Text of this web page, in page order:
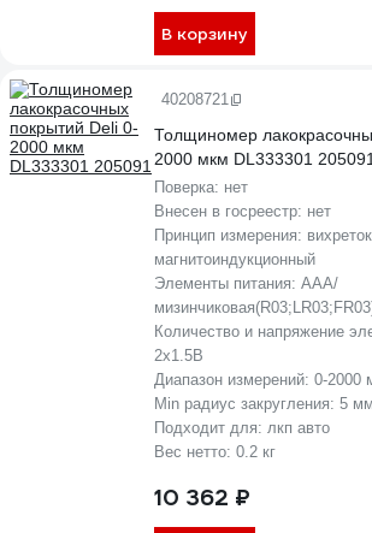
В корзину
40208721
Толщиномер
2000 мкм DL333301 205091
Поверка: нет
Внесен в госреестр: нет
Принцип измерения:
магнитоиндукционный
Элементы питания: AAA/
Количество и напряжение
2х1.5B
Диапазон измерений: 0-2000
Min радиус закругления: 5 мм
Подходит для: лкп авто
Вес нетто: 0.2 кг
10 362 ₽